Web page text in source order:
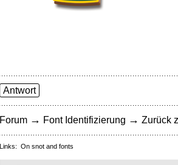
Antwort
Forum → Font Identifizierung → Zurück
Links: On snot and fonts